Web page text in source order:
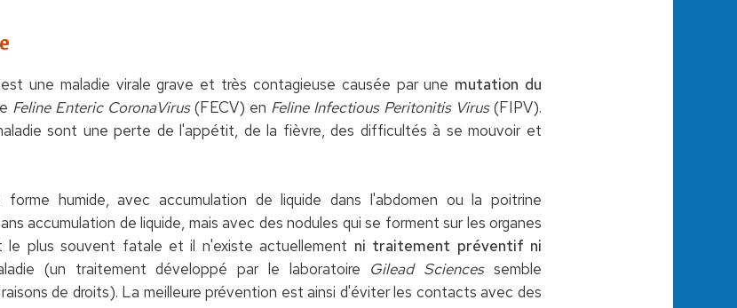
une maladie virale grave et très contagieuse causée par une mutation du
Feline Enteric CoronaVirus(FECV) en Feline Infectious Peritonitis Virus(FIPV).
sont une perte de l'appétit, de la fièvre, des difficultés à se mouvoir et
humide, avec accumulation de liquide dans l'abdomen ou la poitrine
accumulation de liquide, mais avec des nodules qui se forment sur les organes
le plus souvent fatale et il n'existe actuellement ni traitement préventif ni
(un traitement développé par le laboratoire Gilead Sciencessemble
de droits). La meilleure prévention est ainsi d'éviter les contacts avec des